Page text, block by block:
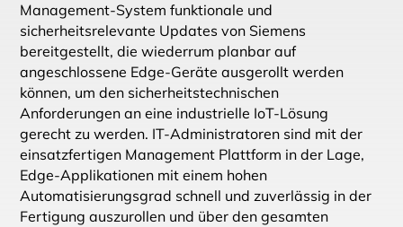
Management-System funktionale und
sicherheitsrelevante Updates von Siemens
bereitgestellt, die wiederrum planbar auf
angeschlossene Edge-Geräte ausgerollt werden
können, um den sicherheitstechnischen
Anforderungen an eine industrielle IoT-Lösung
gerecht zu werden. IT-Administratoren sind mit der
einsatzfertigen Management Plattform in der Lage,
Edge-Applikationen mit einem hohen
Automatisierungsgrad schnell und zuverlässig in der
Fertigung auszurollen und über den gesamten